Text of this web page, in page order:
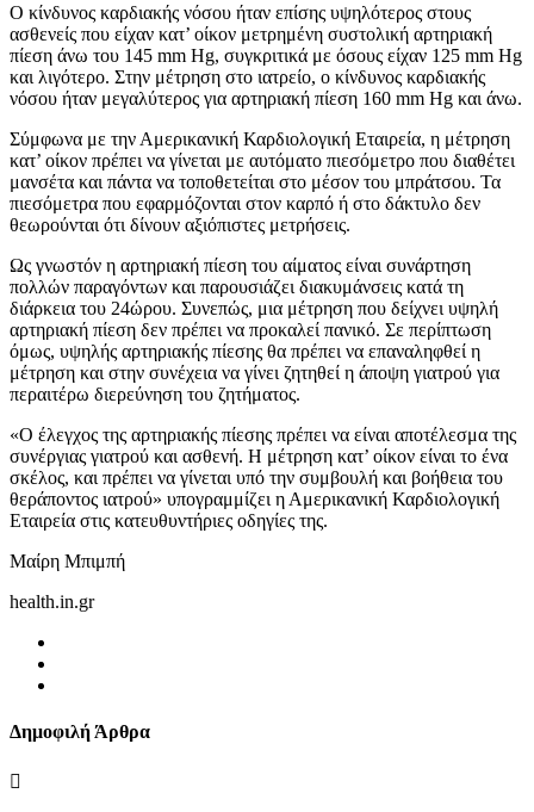
Ο κίνδυνος καρδιακής νόσου ήταν επίσης υψηλότερος στους
ασθενείς που είχαν κατ’ οίκον μετρημένη συστολική αρτηριακή
πίεση άνω του 145 mm Hg, συγκριτικά με όσους είχαν 125 mm Hg
και λιγότερο. Στην μέτρηση στο ιατρείο, ο κίνδυνος καρδιακής
νόσου ήταν μεγαλύτερος για αρτηριακή πίεση 160 mm Hg και άνω.
Σύμφωνα με την Αμερικανική Καρδιολογική Εταιρεία, η μέτρηση
κατ’ οίκον πρέπει να γίνεται με αυτόματο πιεσόμετρο που διαθέτει
μανσέτα και πάντα να τοποθετείται στο μέσον του μπράτσου. Τα
πιεσόμετρα που εφαρμόζονται στον καρπό ή στο δάκτυλο δεν
θεωρούνται ότι δίνουν αξιόπιστες μετρήσεις.
Ως γνωστόν η αρτηριακή πίεση του αίματος είναι συνάρτηση
πολλών παραγόντων και παρουσιάζει διακυμάνσεις κατά τη
διάρκεια του 24ώρου. Συνεπώς, μια μέτρηση που δείχνει υψηλή
αρτηριακή πίεση δεν πρέπει να προκαλεί πανικό. Σε περίπτωση
όμως, υψηλής αρτηριακής πίεσης θα πρέπει να επαναληφθεί η
μέτρηση και στην συνέχεια να γίνει ζητηθεί η άποψη γιατρού για
περαιτέρω διερεύνηση του ζητήματος.
«Ο έλεγχος της αρτηριακής πίεσης πρέπει να είναι αποτέλεσμα της
συνέργιας γιατρού και ασθενή. Η μέτρηση κατ’ οίκον είναι το ένα
σκέλος, και πρέπει να γίνεται υπό την συμβουλή και βοήθεια του
θεράποντος ιατρού» υπογραμμίζει η Αμερικανική Καρδιολογική
Εταιρεία στις κατευθυντήριες οδηγίες της.
Μαίρη Μπιμπή
health.in.gr
Δημοφιλή Άρθρα